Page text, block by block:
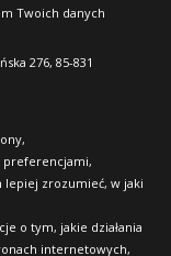
Twoich danych
276, 85-831
preferencjami,
lepiej zrozumieć, w jaki
o tym, jakie działania
internetowych,